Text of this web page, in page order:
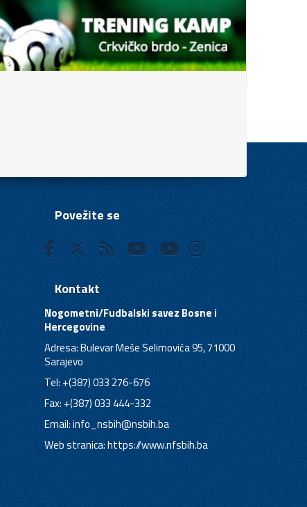
Povežite se
Kontakt
Nogometni/Fudbalski savez Bosne i
Hercegovine
Adresa: Bulevar Meše Selimovića 95, 71000
Sarajevo
Tel: +(387) 033 276-676
Fax: +(387) 033 444-332
Email:info_nsbih@nsbih.ba
Web stranica: https://www.nfsbih.ba